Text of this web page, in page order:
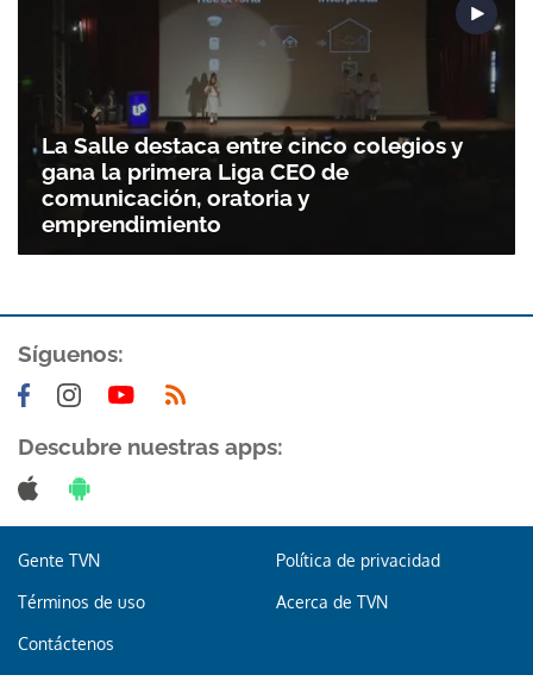
Gracias por suscribirte a nuestro boletín.
La Salle destaca entre cinco colegios y
gana la primera Liga CEO de
comunicación, oratoria y
emprendimiento
Síguenos:
Descubre nuestras apps:
Gente TVN Política de privacidad
Términos de uso Acerca de TVN
Contáctenos